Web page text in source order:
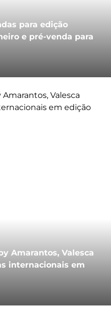
para edição
e pré-venda para
Amarantos, Valesca
internacionais em